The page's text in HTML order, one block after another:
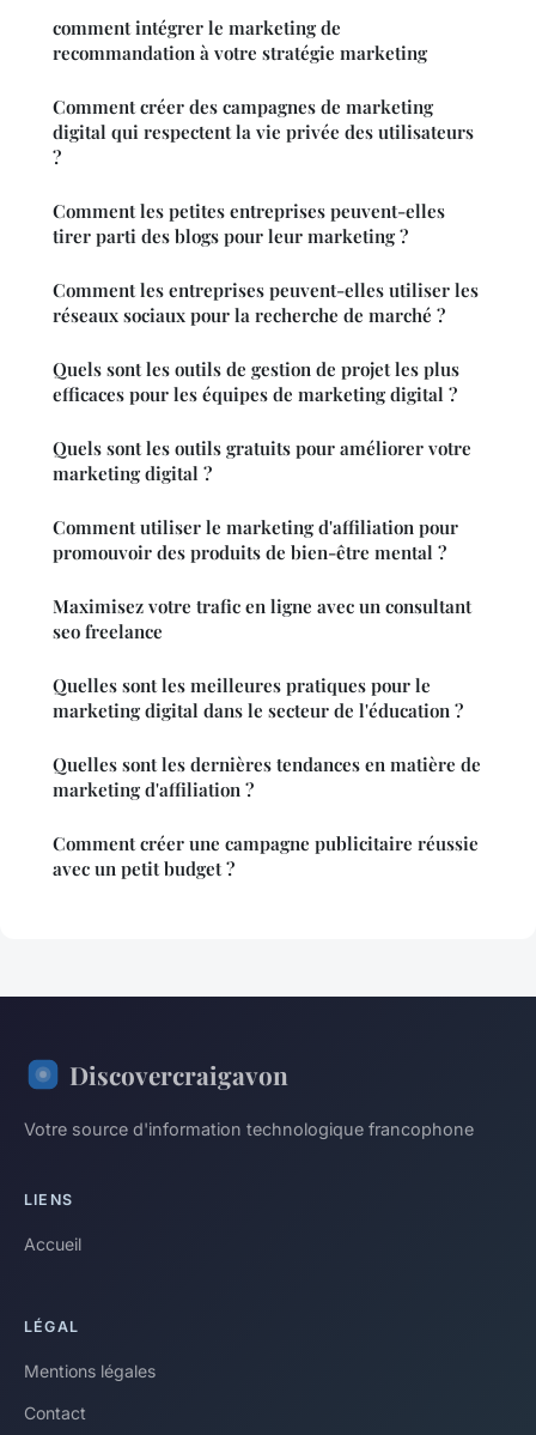
comment intégrer le marketing de
recommandation à votre stratégie marketing
Comment créer des campagnes de marketing
digital qui respectent la vie privée des utilisateurs
?
Comment les petites entreprises peuvent-elles
tirer parti des blogs pour leur marketing ?
Comment les entreprises peuvent-elles utiliser les
réseaux sociaux pour la recherche de marché ?
Quels sont les outils de gestion de projet les plus
efficaces pour les équipes de marketing digital ?
Quels sont les outils gratuits pour améliorer votre
marketing digital ?
Comment utiliser le marketing d'affiliation pour
promouvoir des produits de bien-être mental ?
Maximisez votre trafic en ligne avec un consultant
seo freelance
Quelles sont les meilleures pratiques pour le
marketing digital dans le secteur de l'éducation ?
Quelles sont les dernières tendances en matière de
marketing d'affiliation ?
Comment créer une campagne publicitaire réussie
avec un petit budget ?
Discovercraigavon
Votre source d'information technologique francophone
LIENS
Accueil
LÉGAL
Mentions légales
Contact